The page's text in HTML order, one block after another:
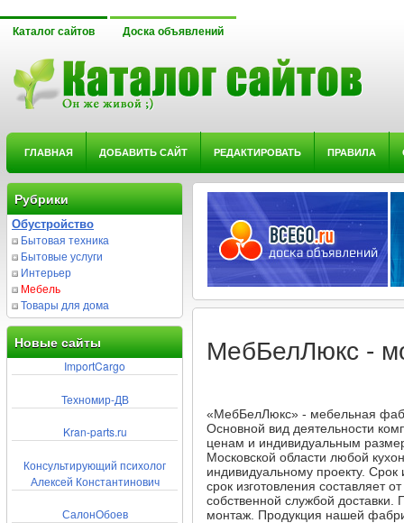
Каталог сайтов Доска объявлений
ГЛАВНАЯ ДОБАВИТЬ САЙТ РЕДАКТИРОВАТЬ ПРАВИЛА
Рубрики
Обустройство
Бытовая техника
Бытовые услуги
Интерьер
Мебель
Товары для дома
Новые сайты
ImportCargo
Техномир-ДВ
Kran-parts.ru
Консультирующий психолог
Алексей Константинович
СалонОбоев
МебБелЛюкс -
«МебБелЛюкс» - мебельная
Основной вид деятельности
ценам и индивидуальным
Московской области любой
индивидуальному проекту. Срок
срок изготовления составляет
собственной службой
монтаж. Продукция нашей